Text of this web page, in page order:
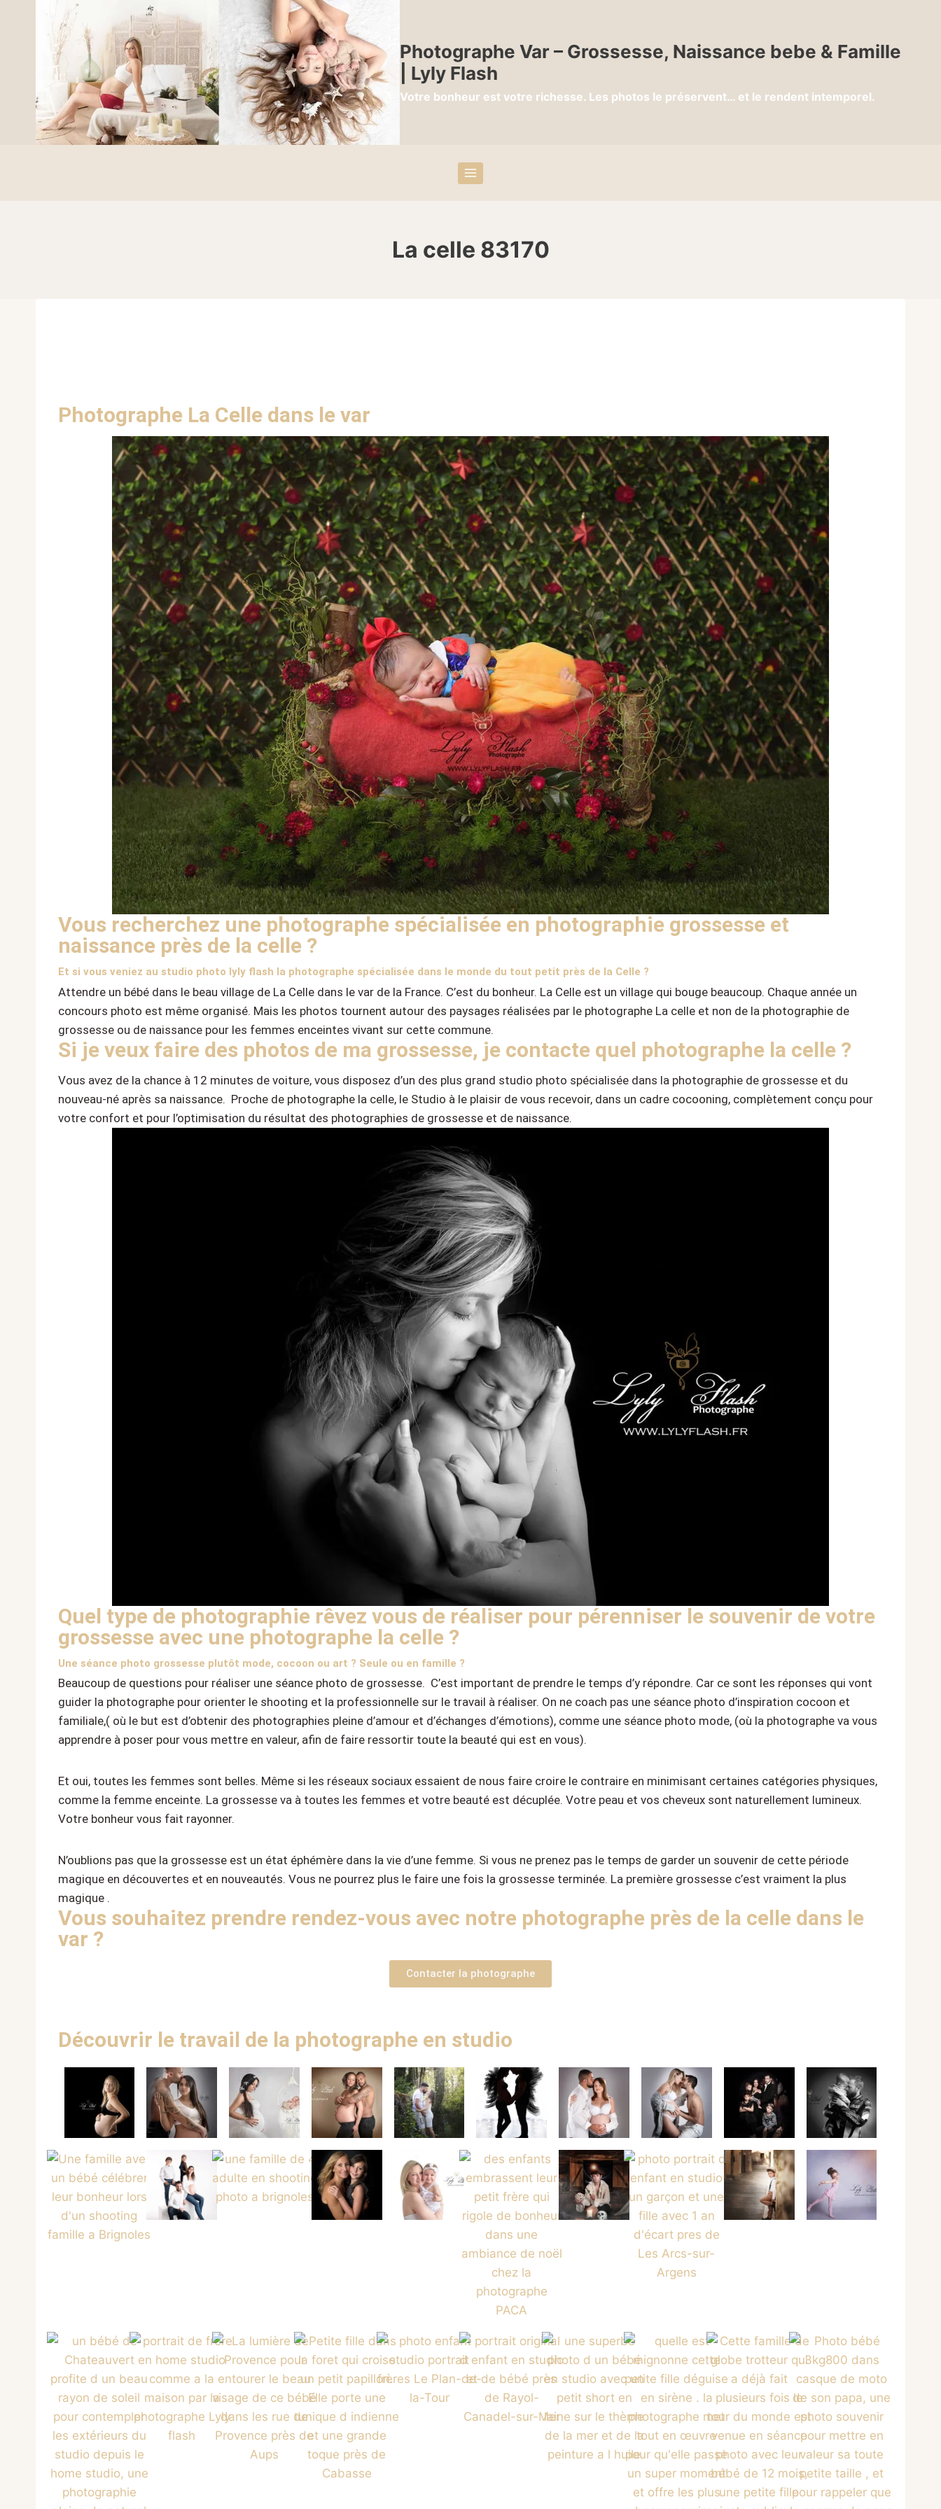
Photographe Var – Grossesse, Naissance bebe & Famille
| Lyly Flash
Votre bonheur est votre richesse. Les photos le préservent… et le rendent intemporel.
La celle 83170
Photographe La Celle dans le var
Vous recherchez une photographe spécialisée en photographie grossesse et
naissance près de la celle ?
Et si vous veniez au studio photo lyly flash la photographe spécialisée dans le monde du tout petit près de la Celle ?
Attendre un bébé dans le beau village de La Celle dans le var de la France. C’est du bonheur. La Celle est un village qui bouge beaucoup. Chaque année un
concours photo est même organisé. Mais les photos tournent autour des paysages réalisées par le photographe La celle et non de la photographie de
grossesse ou de naissance pour les femmes enceintes vivant sur cette commune.
Si je veux faire des photos de ma grossesse, je contacte quel photographe la celle ?
Vous avez de la chance à 12 minutes de voiture, vous disposez d’un des plus grand studio photo spécialisée dans la photographie de grossesse et du
nouveau-né après sa naissance. Proche de photographe la celle, le Studio à le plaisir de vous recevoir, dans un cadre cocooning, complètement conçu pour
votre confort et pour l’optimisation du résultat des photographies de grossesse et de naissance.
Quel type de photographie rêvez vous de réaliser pour pérenniser le souvenir de votre
grossesse avec une photographe la celle ?
Une séance photo grossesse plutôt mode, cocoon ou art ? Seule ou en famille ?
Beaucoup de questions pour réaliser une séance photo de grossesse. C’est important de prendre le temps d’y répondre. Car ce sont les réponses qui vont
guider la photographe pour orienter le shooting et la professionnelle sur le travail à réaliser. On ne coach pas une séance photo d’inspiration cocoon et
familiale,( où le but est d’obtenir des photographies pleine d’amour et d’échanges d’émotions), comme une séance photo mode, (où la photographe va vous
apprendre à poser pour vous mettre en valeur, afin de faire ressortir toute la beauté qui est en vous).
Et oui, toutes les femmes sont belles. Même si les réseaux sociaux essaient de nous faire croire le contraire en minimisant certaines catégories physiques,
comme la femme enceinte. La grossesse va à toutes les femmes et votre beauté est décuplée. Votre peau et vos cheveux sont naturellement lumineux.
Votre bonheur vous fait rayonner.
N’oublions pas que la grossesse est un état éphémère dans la vie d’une femme. Si vous ne prenez pas le temps de garder un souvenir de cette période
magique en découvertes et en nouveautés. Vous ne pourrez plus le faire une fois la grossesse terminée. La première grossesse c’est vraiment la plus
magique .
Vous souhaitez prendre rendez-vous avec notre photographe près de la celle dans le
var ?
Contacter la photographe
Découvrir le travail de la photographe en studio